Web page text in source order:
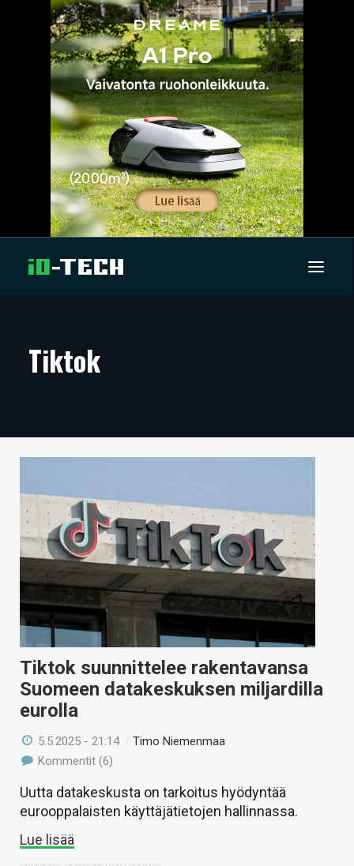
ARTIKKELIT
TECHBBS
HINTA.FI
KAUPPA
VAIHDA TEEMA
HAKU
Tiktok
Tiktok suunnittelee rakentavansa
Suomeen datakeskuksen miljardilla
eurolla
5.5.2025 - 21:14 /Timo Niemenmaa
Kommentit (6)
Uutta datakeskusta on tarkoitus hyödyntää
eurooppalaisten käyttäjätietojen hallinnassa.
Lue lisää